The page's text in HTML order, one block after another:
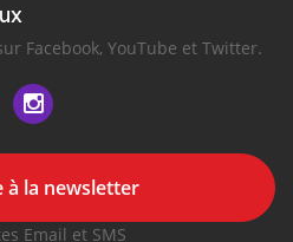
Facebook, YouTube et Twitter.
à la newsletter
Email et SMS